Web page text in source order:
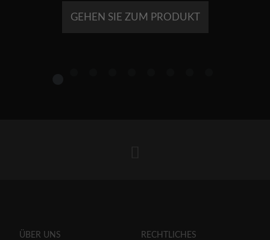
GEHEN SIE ZUM PRODUKT
ÜBER UNS RECHTLICHES